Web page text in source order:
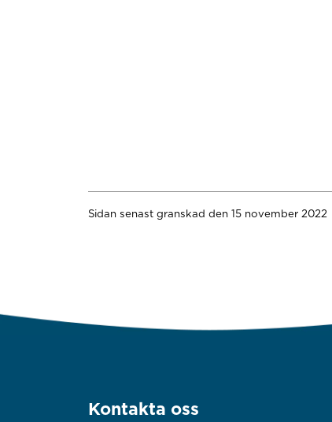
Sidan senast granskad den 15 november 2022
Kontakta oss